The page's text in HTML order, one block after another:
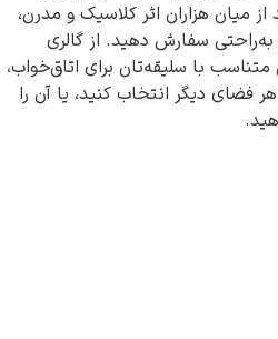
میان هزاران اثر کلاسیک و مدرن،
به‌راحتی سفارش دهید. از گالری
متناسب با سلیقه‌تان برای اتاق‌خواب،
فضای دیگر انتخاب کنید، یا آن را